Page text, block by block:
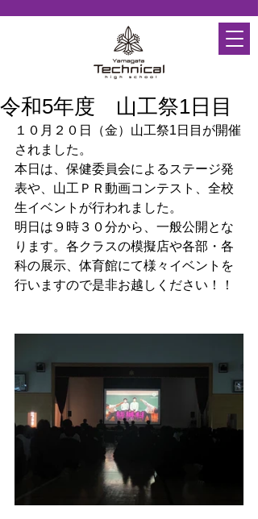
令和5年度 山工祭1日目
１０月２０日（金）山工祭1日目が開催
されました。
本日は、保健委員会によるステージ発
表や、山工ＰＲ動画コンテスト、全校
生イベントが行われました。
明日は９時３０分から、一般公開とな
ります。各クラスの模擬店や各部・各
科の展示、体育館にて様々イベントを
行いますので是非お越しください！！